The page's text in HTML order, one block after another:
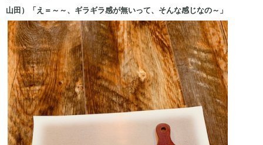
山田）「え＝～～、ギラギラ感が無いって、そんな感じなの～」